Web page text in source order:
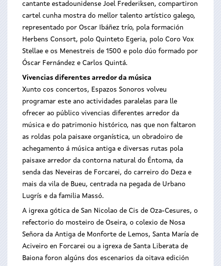
cantante estadounidense Joel Frederiksen, compartiron
cartel cunha mostra do mellor talento artístico galego,
representado por Oscar Ibáñez trío, pola formación
Herbens Consort, polo Quinteto Egeria, polo Coro Vox
Stellae e os Menestreis de 1500 e polo dúo formado por
Óscar Fernández e Carlos Quintá.
Vivencias diferentes arredor da música
Xunto cos concertos, Espazos Sonoros volveu
programar este ano actividades paralelas para lle
ofrecer ao público vivencias diferentes arredor da
música e do patrimonio histórico, nas que non faltaron
as roldas pola paisaxe organística, un obradoiro de
achegamento á música antiga e diversas rutas pola
paisaxe arredor da contorna natural do Éntoma, da
senda das Neveiras de Forcarei, do carreiro do Deza e
mais da vila de Bueu, centrada na pegada de Urbano
Lugrís e da familia Massó.
A igrexa gótica de San Nicolao de Cis de Oza-Cesures, o
refectorio do mosteiro de Oseira, o colexio de Nosa
Señora da Antiga de Monforte de Lemos, Santa María de
Aciveiro en Forcarei ou a igrexa de Santa Liberata de
Baiona foron algúns dos escenarios da oitava edición